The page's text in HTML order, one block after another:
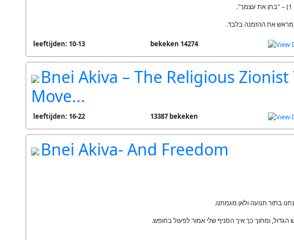
את ההזמנה בלבד.
leeftijden: 10-13 14274 bekeken
Bnei Akiva – The Religious Zionist
Move...
leeftijden: 16-22 13387 bekeken
Bnei Akiva- And Freedom
בתור תנועה ולאן מגמתנו.
הגדול, ומתוך כך איך הסניף שלי אמור לפעול בחופש.